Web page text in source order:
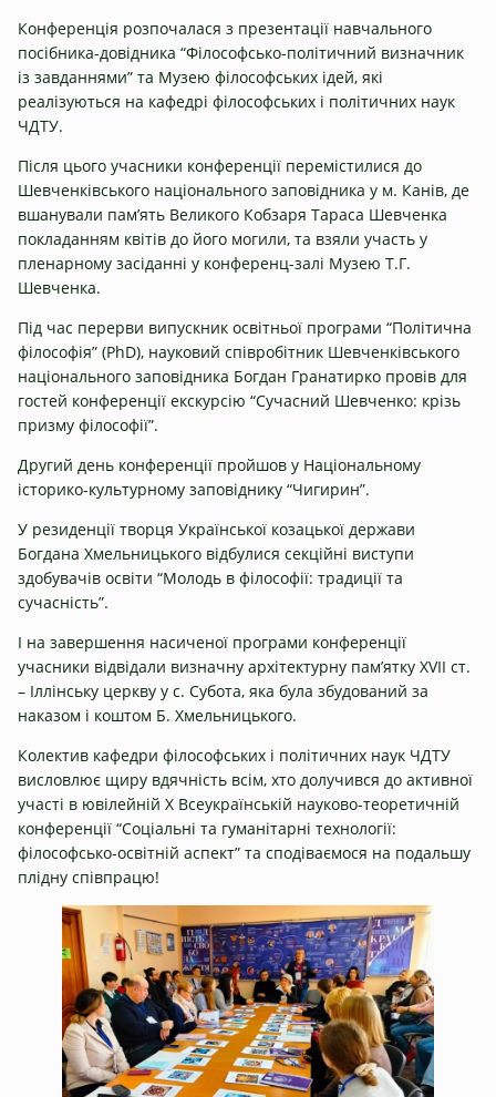
Конференція розпочалася з презентації навчального
посібника-довідника “Філософсько-політичний визначник
із завданнями” та Музею філософських ідей, які
реалізуються на кафедрі філософських і політичних наук
ЧДТУ.
Після цього учасники конференції перемістилися до
Шевченківського національного заповідника у м. Канів, де
вшанували пам’ять Великого Кобзаря Тараса Шевченка
покладанням квітів до його могили, та взяли участь у
пленарному засіданні у конференц-залі Музею Т.Г.
Шевченка.
Під час перерви випускник освітньої програми “Політична
філософія” (PhD), науковий співробітник Шевченківського
національного заповідника Богдан Гранатирко провів для
гостей конференції екскурсію “Сучасний Шевченко: крізь
призму філософії”.
Другий день конференції пройшов у Національному
історико-культурному заповіднику “Чигирин”.
У резиденції творця Української козацької держави
Богдана Хмельницького відбулися секційні виступи
здобувачів освіти “Молодь в філософії: традиції та
сучасність”.
І на завершення насиченої програми конференції
учасники відвідали визначну архітектурну пам’ятку XVII ст.
– Іллінську церкву у с. Субота, яка була збудований за
наказом і коштом Б. Хмельницького.
Колектив кафедри філософських і політичних наук ЧДТУ
висловлює щиру вдячність всім, хто долучився до активної
участі в ювілейній Х Всеукраїнській науково-теоретичній
конференції “Соціальні та гуманітарні технології:
філософсько-освітній аспект” та сподіваємося на подальшу
плідну співпрацю!